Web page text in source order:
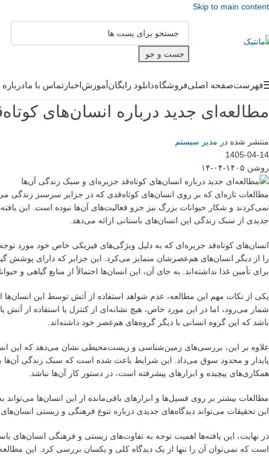
Skip to main content
جست و جو
فهرستصفحه اصلیفروشگاهدانلود رایگانآموزشاخبار تماس با مادرباره
مطالعه‌ای جدید درباره انسان‌های
منتشر شده در مدیر سیستم
1405-04-14
روشن ۱۴۰۵-۰۴-۱۴
مطالعات تازه‌ای که بر روی انسان‌های کوتاه‌قدی که در جزایر سرسبز زندگی
نمی‌کردند و شکار حیوانات بزرگ نیز جزو فعالیت‌های آن‌ها نبوده است. این
جدیدی از سبک زندگی این انسان‌های باستانی ارائه می‌دهد.
انسان‌های کوتاه‌قد جزیره‌ای که به دلیل ویژگی‌های فیزیکی خاص خود مورد
را از دیگر انسان‌های هم‌عصرشان متمایز می‌کرد. این جزایر که دارای پوشش
برای تأمین غذا نداشته‌اند. به جای آن، این انسان‌ها احتمالاً از منابع گیاهی و
یکی از نکات مهم این مطالعه، عدم شواهد استفاده از آتش توسط این
شمار می‌رود، اما در این مورد خاص، هیچ نشانه‌ای از کنترل یا استفاده از
باشد که این گروه انسانی با دیگر گروه‌های هم‌عصر خود داشته‌اند.
علاوه بر این، بررسی‌های زمین‌شناسی و زیست‌محیطی نشان می‌دهد که این
پایدار و محدود سوق می‌داد. این شرایط باعث شده است که سبک زندگی آن‌ها
همکاری‌های پیچیده و ابزارهای پیشرفته است، در دستور کار آن‌ها نباشد.
مطالعات بیشتر بر روی فسیل‌ها و ابزارهای باقی‌مانده از این انسان‌ها
این تحقیقات می‌تواند دیدگاه‌های جدیدی درباره تنوع فرهنگی و زیستی
در نهایت، این یافته‌ها اهمیت توجه به تفاوت‌های زیستی و فرهنگی انسان‌های
است که نمی‌توان آن را تنها از یک دیدگاه کلی و یکسان بررسی کرد. این